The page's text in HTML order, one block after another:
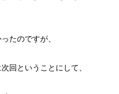
たのですが、
回ということにして、